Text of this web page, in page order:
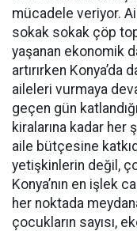
mücadele veriyor.
sokak sokak çöp
yaşanan ekonomik
artırırken
aileleri vurmaya
geçen gün
kiralarına kadar her
aile bütçesine
yetişkinlerin değil,
Konya’nın en işlek
her noktada
çocukların sayısı,